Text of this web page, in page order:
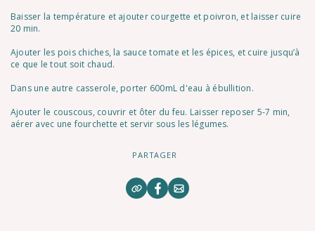
Baisser la température et ajouter courgette et poivron, et laisser cuire
20 min.
Ajouter les pois chiches, la sauce tomate et les épices, et cuire jusqu’à
ce que le tout soit chaud.
Dans une autre casserole, porter 600mL d'eau à ébullition.
Ajouter le couscous, couvrir et ôter du feu. Laisser reposer 5-7 min,
aérer avec une fourchette et servir sous les légumes.
PARTAGER